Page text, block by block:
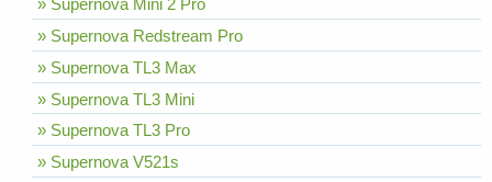
» Supernova Mini 2 Pro
» Supernova Redstream Pro
» Supernova TL3 Max
» Supernova TL3 Mini
» Supernova TL3 Pro
» Supernova V521s